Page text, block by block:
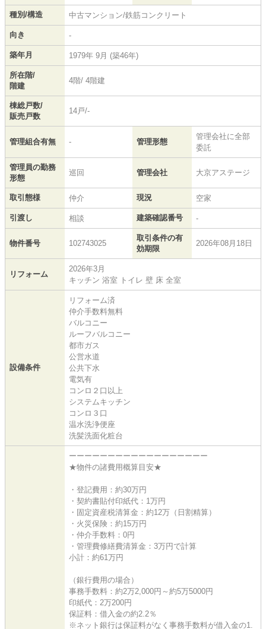
種別/構造 中古マンション/鉄筋コンクリート
向き -
築年月 1979年 9月 (築46年)
所在階/
階建
4階/ 4階建
棟総戸数/
販売戸数
14戸/-
管理組合有無 - 管理形態
管理会社に全部
委託
管理員の勤務
形態
巡回 管理会社 大京アステージ
取引態様 仲介 現況 空家
引渡し 相談 建築確認番号 -
物件番号 102743025
取引条件の有
効期限
2026年08月18日
リフォーム
2026年3月
キッチン 浴室 トイレ 壁 床 全室
設備条件
リフォーム済
仲介手数料無料
バルコニー
ルーフバルコニー
都市ガス
公営水道
公共下水
電気有
コンロ２口以上
システムキッチン
コンロ３口
温水洗浄便座
洗髪洗面化粧台
ーーーーーーーーーーーーーーーーーー
★物件の諸費用概算目安★
・登記費用：約30万円
・契約書貼付印紙代：1万円
・固定資産税清算金：約12万（日割精算）
・火災保険：約15万円
・仲介手数料：0円
・管理費修繕費清算金：3万円で計算
小計：約61万円
（銀行費用の場合）
事務手数料：約2万2,000円～約5万5000円
印紙代：2万200円
保証料：借入金の約2.2％
※ネット銀行は保証料がなく事務手数料が借入金の1.